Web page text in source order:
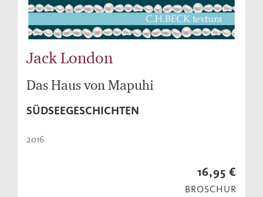
Jack London
Das Haus von Mapuhi
SÜDSEEGESCHICHTEN
2016
16,95 €
BROSCHUR